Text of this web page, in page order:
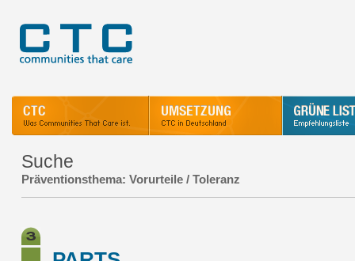
Suche
Präventionsthema: Vorurteile / Toleranz